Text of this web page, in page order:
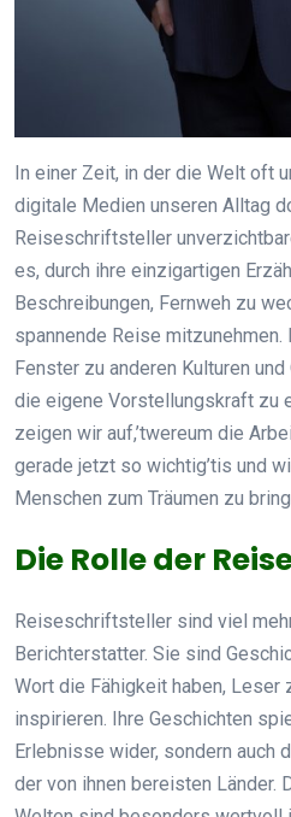
In einer Zeit, in der die Welt oft
digitale Medien unseren Alltag
Reiseschriftsteller
es, durch ihre einzigartigen
Beschreibungen, Fernweh zu
spannende Reise
Fenster zu anderen Kulturen
die eigene Vorstellungskraft zu
zeigen wir auf,’twereum die
gerade jetzt so wichtig’tis und
Menschen zum Träumen zu
Die Rolle der
Reiseschriftsteller sind viel
Berichterstatter. Sie sind
Wort die Fähigkeit haben, Leser
inspirieren. Ihre Geschichten
Erlebnisse wider, sondern auch
der von ihnen bereisten Länder.